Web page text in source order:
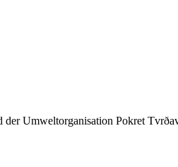
Umweltorganisation Pokret